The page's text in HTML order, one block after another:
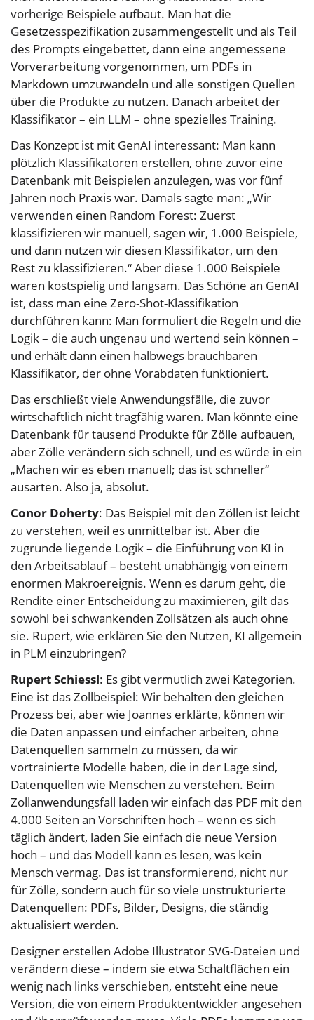
vorherige Beispiele aufbaut. Man hat die
Gesetzesspezifikation zusammengestellt und als Teil
des Prompts eingebettet, dann eine angemessene
Vorverarbeitung vorgenommen, um PDFs in
Markdown umzuwandeln und alle sonstigen Quellen
über die Produkte zu nutzen. Danach arbeitet der
Klassifikator – ein LLM – ohne spezielles Training.
Das Konzept ist mit GenAI interessant: Man kann
plötzlich Klassifikatoren erstellen, ohne zuvor eine
Datenbank mit Beispielen anzulegen, was vor fünf
Jahren noch Praxis war. Damals sagte man: „Wir
verwenden einen Random Forest: Zuerst
klassifizieren wir manuell, sagen wir, 1.000 Beispiele,
und dann nutzen wir diesen Klassifikator, um den
Rest zu klassifizieren.“ Aber diese 1.000 Beispiele
waren kostspielig und langsam. Das Schöne an GenAI
ist, dass man eine Zero-Shot-Klassifikation
durchführen kann: Man formuliert die Regeln und die
Logik – die auch ungenau und wertend sein können –
und erhält dann einen halbwegs brauchbaren
Klassifikator, der ohne Vorabdaten funktioniert.
Das erschließt viele Anwendungsfälle, die zuvor
wirtschaftlich nicht tragfähig waren. Man könnte eine
Datenbank für tausend Produkte für Zölle aufbauen,
aber Zölle verändern sich schnell, und es würde in ein
„Machen wir es eben manuell; das ist schneller“
ausarten. Also ja, absolut.
Conor Doherty: Das Beispiel mit den Zöllen ist leicht
zu verstehen, weil es unmittelbar ist. Aber die
zugrunde liegende Logik – die Einführung von KI in
den Arbeitsablauf – besteht unabhängig von einem
enormen Makroereignis. Wenn es darum geht, die
Rendite einer Entscheidung zu maximieren, gilt das
sowohl bei schwankenden Zollsätzen als auch ohne
sie. Rupert, wie erklären Sie den Nutzen, KI allgemein
in PLM einzubringen?
Rupert Schiessl: Es gibt vermutlich zwei Kategorien.
Eine ist das Zollbeispiel: Wir behalten den gleichen
Prozess bei, aber wie Joannes erklärte, können wir
die Daten anpassen und einfacher arbeiten, ohne
Datenquellen sammeln zu müssen, da wir
vortrainierte Modelle haben, die in der Lage sind,
Datenquellen wie Menschen zu verstehen. Beim
Zollanwendungsfall laden wir einfach das PDF mit den
4.000 Seiten an Vorschriften hoch – wenn es sich
täglich ändert, laden Sie einfach die neue Version
hoch – und das Modell kann es lesen, was kein
Mensch vermag. Das ist transformierend, nicht nur
für Zölle, sondern auch für so viele unstrukturierte
Datenquellen: PDFs, Bilder, Designs, die ständig
aktualisiert werden.
Designer erstellen Adobe Illustrator SVG-Dateien und
verändern diese – indem sie etwa Schaltflächen ein
wenig nach links verschieben, entsteht eine neue
Version, die von einem Produktentwickler angesehen